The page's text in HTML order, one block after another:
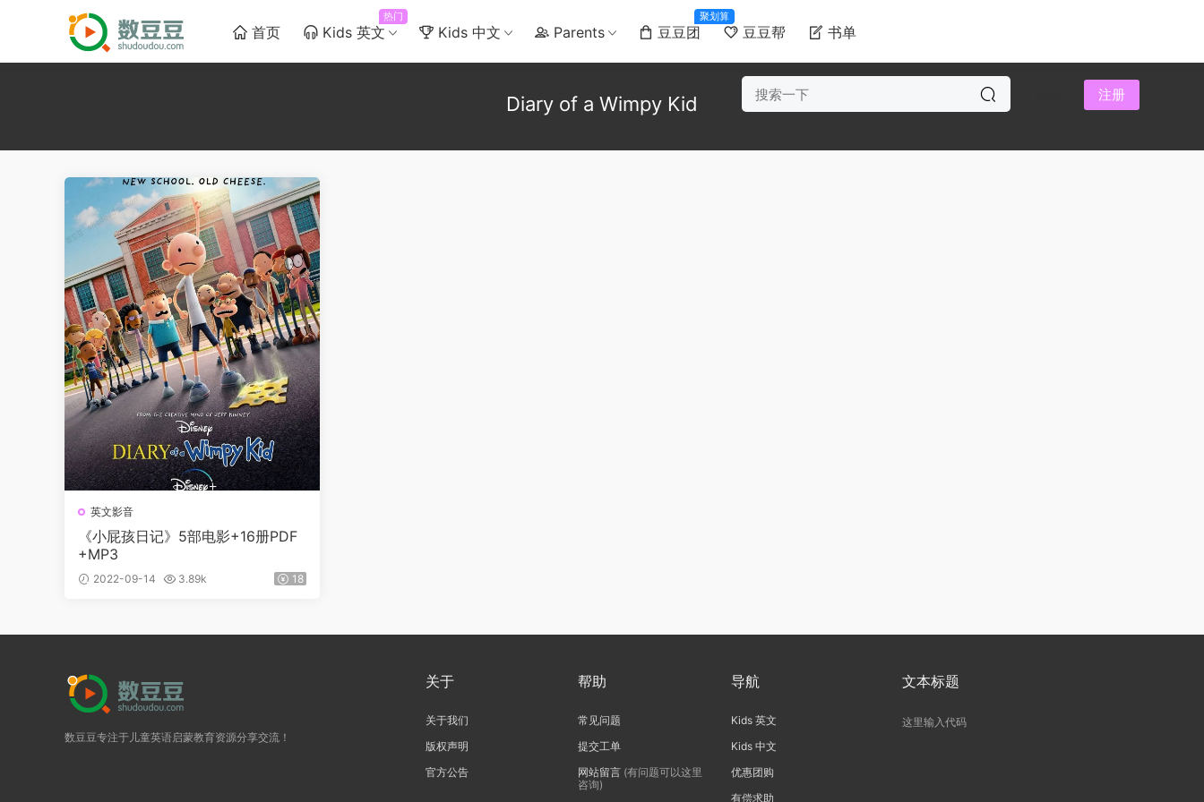
首页 Kids 英文
热门
Kids 中文 Parents 豆豆团
聚划算
豆豆帮 书单
注册
Diary of a Wimpy Kid
英文影音
《小屁孩日记》5部电影+16册PDF
+MP3
2022-09-14 3.89k 18
数豆豆专注于儿童英语启蒙教育资源分享交流！
关于
关于我们
版权声明
官方公告
帮助
常见问题
提交工单
网站留言 (有问题可以这里
咨询)
导航
Kids 英文
Kids 中文
优惠团购
有偿求助
文本标题
这里输入代码